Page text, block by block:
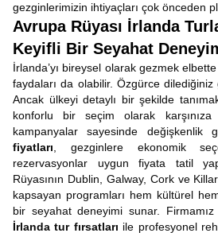
gezginlerimizin ihtiyaçları çok önceden
Avrupa Rüyası İrlanda
Keyifli Bir Seyahat
İrlanda’yı bireysel olarak gezmek
faydaları da olabilir. Özgürce
Ancak ülkeyi detaylı bir şekilde
konforlu bir seçim olarak
kampanyalar sayesinde değişkenlik
fiyatları , gezginlere ekonomik
rezervasyonlar uygun fiyata tatil
Rüyasının Dublin, Galway, Cork ve
kapsayan programları hem kültürel
bir seyahat deneyimi sunar.
İrlanda tur fırsatları ile profesyonel